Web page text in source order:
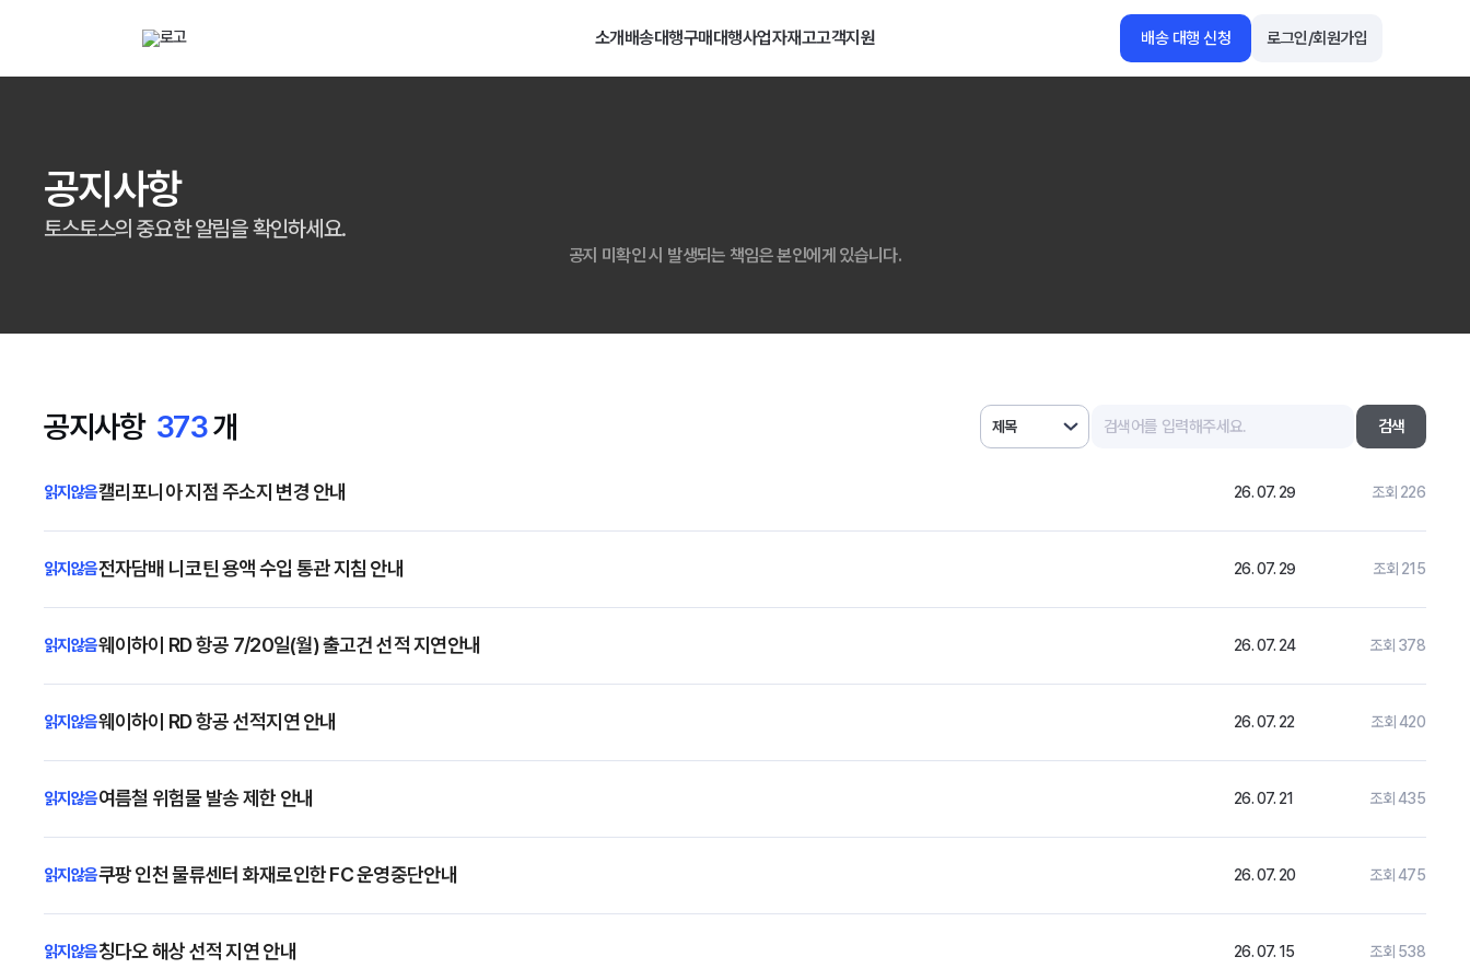
해외직구 배송대행 · 구매대행 서비스 토스토스 배대지 소개배송대행구매대행사업자재고고객지원 배송 대행 신청
로그인/회원가입
전자담배 니코틴 용액 수입 통관 지침 안내
07. 29
공지사항
토스토스의 중요한 알림을 확인하세요.
공지 미확인 시 발생되는 책임은 본인에게 있습니다.
공지사항 373개
검색대상
제목 검색
캘리포니아 지점 주소지 변경 안내 26. 07. 29 조회 226
전자담배 니코틴 용액 수입 통관 지침 안내 26. 07. 29 조회 215
웨이하이 RD 항공 7/20일(월) 출고건 선적 지연안내 26. 07. 24 조회 378
웨이하이 RD 항공 선적지연 안내 26. 07. 22 조회 420
여름철 위험물 발송 제한 안내 26. 07. 21 조회 435
쿠팡 인천 물류센터 화재로인한 FC 운영중단안내 26. 07. 20 조회 475
칭다오 해상 선적 지연 안내 26. 07. 15 조회 538